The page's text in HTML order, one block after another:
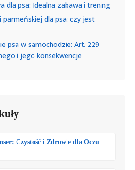
dla psa: Idealna zabawa i trening
parmeńskiej dla psa: czy jest
psa w samochodzie: Art. 229
i jego konsekwencje
Czystość i Zdrowie dla Oczu